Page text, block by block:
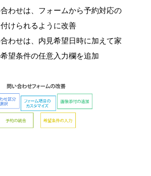
わせは、フォームから予約対応の
けられるように改善
わせは、内見希望日時に加えて家
望条件の任意入力欄を追加